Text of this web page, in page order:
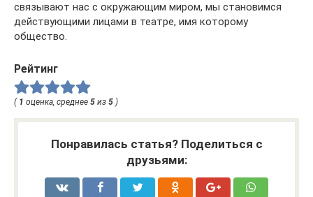
связывают нас с окружающим миром, мы становимся
действующими лицами в театре, имя которому
общество.
Рейтинг
( 1 оценка, среднее 5 из 5 )
Понравилась статья? Поделиться с
друзьями: